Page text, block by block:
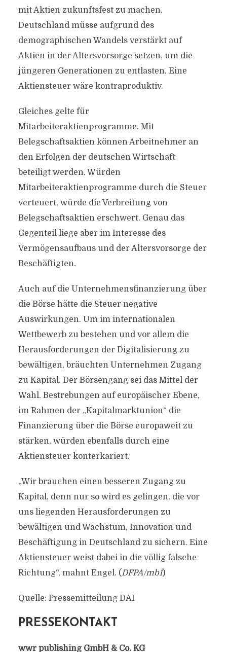
mit Aktien zukunftsfest zu machen.
Deutschland müsse aufgrund des
demographischen Wandels verstärkt auf
Aktien in der Altersvorsorge setzen, um die
jüngeren Generationen zu entlasten. Eine
Aktiensteuer wäre kontraproduktiv.
Gleiches gelte für
Mitarbeiteraktienprogramme. Mit
Belegschaftsaktien können Arbeitnehmer an
den Erfolgen der deutschen Wirtschaft
beteiligt werden. Würden
Mitarbeiteraktienprogramme durch die Steuer
verteuert, würde die Verbreitung von
Belegschaftsaktien erschwert. Genau das
Gegenteil liege aber im Interesse des
Vermögensaufbaus und der Altersvorsorge der
Beschäftigten.
Auch auf die Unternehmensfinanzierung über
die Börse hätte die Steuer negative
Auswirkungen. Um im internationalen
Wettbewerb zu bestehen und vor allem die
Herausforderungen der Digitalisierung zu
bewältigen, bräuchten Unternehmen Zugang
zu Kapital. Der Börsengang sei das Mittel der
Wahl. Bestrebungen auf europäischer Ebene,
im Rahmen der „Kapitalmarktunion“ die
Finanzierung über die Börse europaweit zu
stärken, würden ebenfalls durch eine
Aktiensteuer konterkariert.
„Wir brauchen einen besseren Zugang zu
Kapital, denn nur so wird es gelingen, die vor
uns liegenden Herausforderungen zu
bewältigen und Wachstum, Innovation und
Beschäftigung in Deutschland zu sichern. Eine
Aktiensteuer weist dabei in die völlig falsche
Richtung“, mahnt Engel. (DFPA/mb1)
Quelle: Pressemitteilung DAI
PRESSEKONTAKT
wwr publishing GmbH & Co. KG